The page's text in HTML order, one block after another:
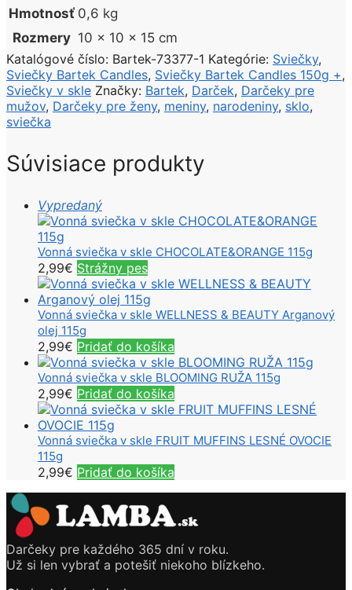
Hmotnosť 0,6 kg
Rozmery 10 × 10 × 15 cm
Katalógové číslo: Bartek-73377-1 Kategórie: Sviečky,
Sviečky Bartek Candles, Sviečky Bartek Candles 150g +,
Sviečky v skle Značky: Bartek, Darček, Darčeky pre
mužov, Darčeky pre ženy, meniny, narodeniny, sklo,
sviečka
Súvisiace produkty
Vypredaný
Vonná sviečka v skle CHOCOLATE&ORANGE 115g
2,99€ Strážny pes
Vonná sviečka v skle WELLNESS & BEAUTY Arganový
olej 115g
2,99€ Pridať do košíka
Vonná sviečka v skle BLOOMING RUŽA 115g
2,99€ Pridať do košíka
Vonná sviečka v skle FRUIT MUFFINS LESNÉ OVOCIE
115g
2,99€ Pridať do košíka
Darčeky pre každého 365 dní v roku.
Už si len vybrať a potešiť niekoho blízkeho.